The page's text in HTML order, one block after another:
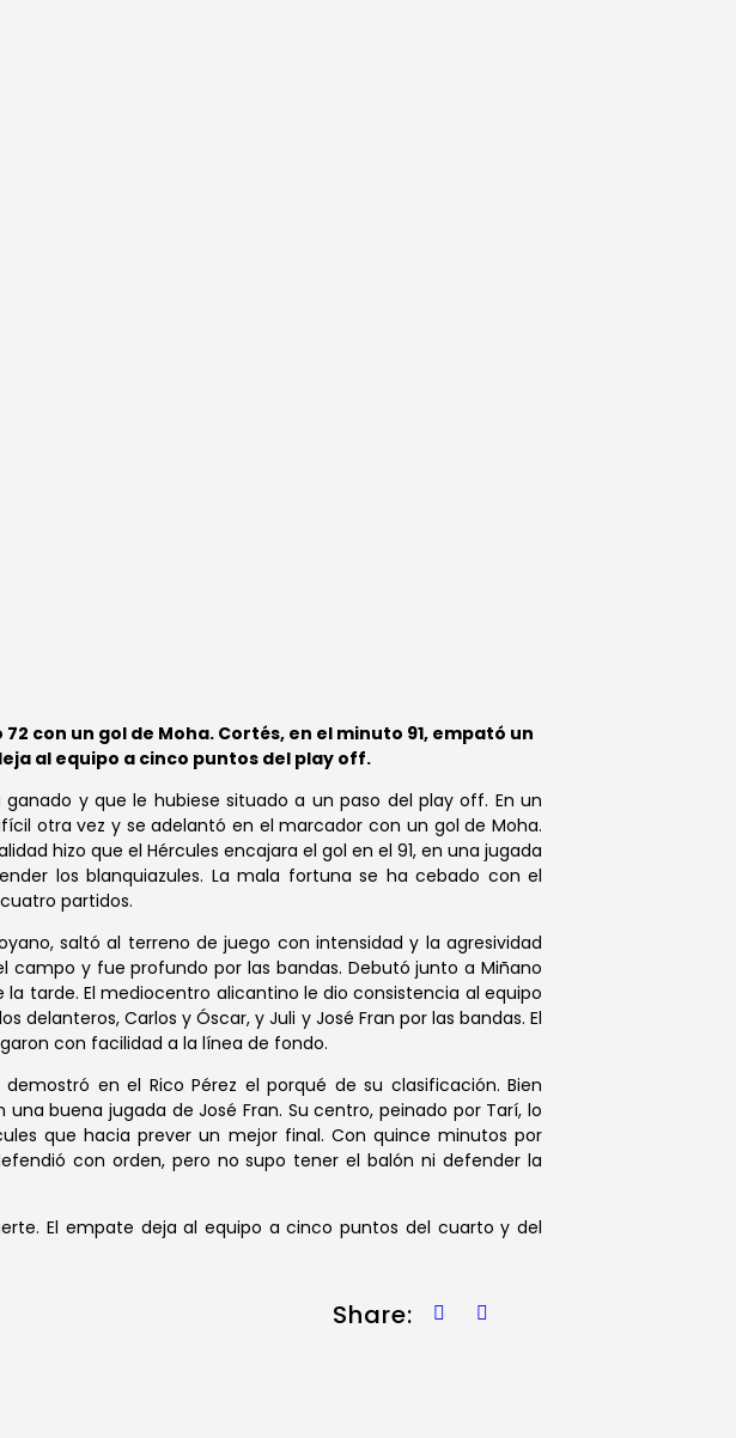
con un gol de Moha. Cortés, en el minuto 91, empató un
al equipo a cinco puntos del play off.
y que le hubiese situado a un paso del play off. En un
otra vez y se adelantó en el marcador con un gol de Moha.
hizo que el Hércules encajara el gol en el 91, en una jugada
los blanquiazules. La mala fortuna se ha cebado con el
partidos.
saltó al terreno de juego con intensidad y la agresividad
campo y fue profundo por las bandas. Debutó junto a Miñano
tarde. El mediocentro alicantino le dio consistencia al equipo
Carlos y Óscar, y Juli y José Fran por las bandas. El
con facilidad a la línea de fondo.
en el Rico Pérez el porqué de su clasificación. Bien
buena jugada de José Fran. Su centro, peinado por Tarí, lo
que hacia prever un mejor final. Con quince minutos por
con orden, pero no supo tener el balón ni defender la
El empate deja al equipo a cinco puntos del cuarto y del
Share: